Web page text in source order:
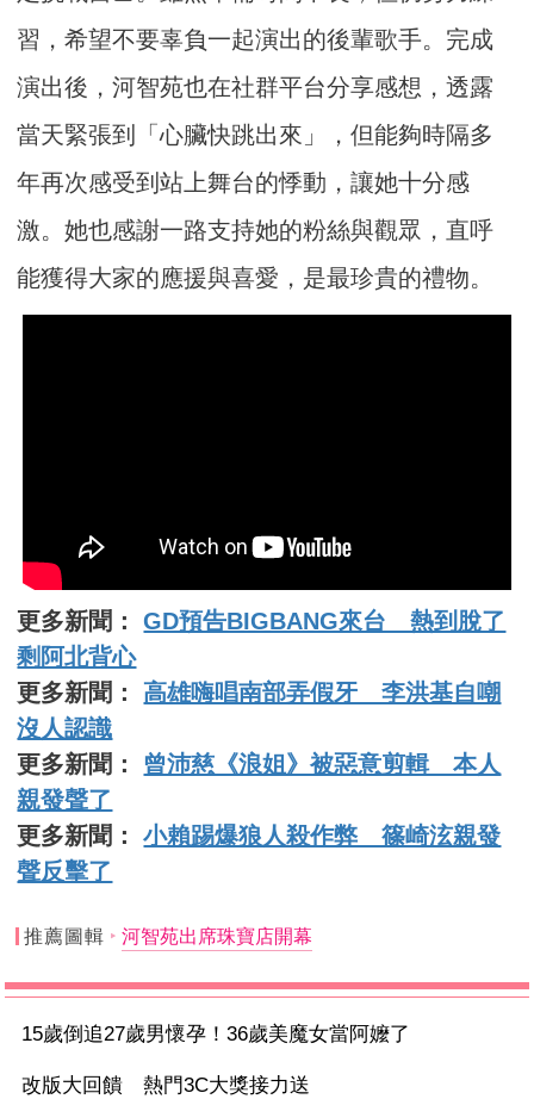
習，希望不要辜負一起演出的後輩歌手。完成
演出後，河智苑也在社群平台分享感想，透露
當天緊張到「心臟快跳出來」，但能夠時隔多
年再次感受到站上舞台的悸動，讓她十分感
激。她也感謝一路支持她的粉絲與觀眾，直呼
能獲得大家的應援與喜愛，是最珍貴的禮物。
更多新聞：GD預告BIGBANG來台 熱到脫了
剩阿北背心
更多新聞：高雄嗨唱南部弄假牙 李洪基自嘲
沒人認識
更多新聞： 曾沛慈《浪姐》被惡意剪輯 本人
親發聲了
更多新聞：小賴踢爆狼人殺作弊 篠崎泫親發
聲反擊了
推薦圖輯 河智苑出席珠寶店開幕
15歲倒追27歲男懷孕！36歲美魔女當阿嬤了
改版大回饋 熱門3C大獎接力送